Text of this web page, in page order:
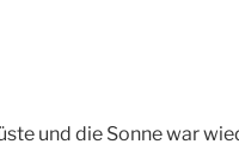
und die Sonne war